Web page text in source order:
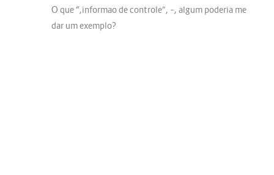
O que “,informao de controle”, –, algum poderia me
dar um exemplo?